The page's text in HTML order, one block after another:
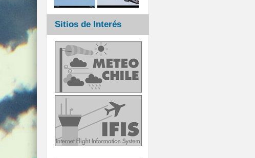
Sitios de Interés